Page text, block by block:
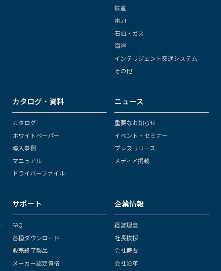
鉄道
電力
石油・ガス
海洋
インテリジェント交通システム
その他
カタログ・資料
カタログ
ホワイトペーパー
導入事例
マニュアル
ドライバーファイル
ニュース
重要なお知らせ
イベント・セミナー
プレスリリース
メディア掲載
サポート
FAQ
各種ダウンロード
販売終了製品
メーカー認定資格
企業情報
経営理念
社長挨拶
会社概要
会社沿革